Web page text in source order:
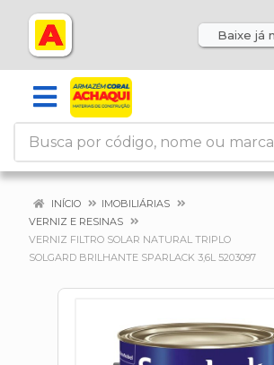
Baixe já
INÍCIO
IMOBILIÁRIAS
VERNIZ E RESINAS
VERNIZ FILTRO SOLAR NATURAL TRIPLO
SOLGARD BRILHANTE SPARLACK 3,6L 5203097